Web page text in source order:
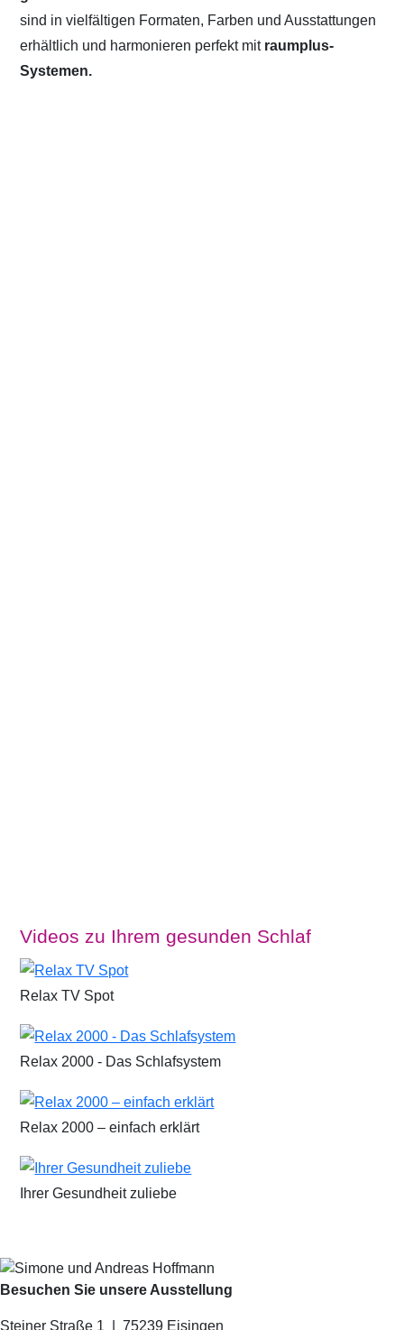
sind in vielfältigen Formaten, Farben und Ausstattungen
erhältlich und harmonieren perfekt mit raumplus-
Systemen.
Videos zu Ihrem gesunden Schlaf
Relax TV Spot
Relax 2000 - Das Schlafsystem
Relax 2000 – einfach erklärt
Ihrer Gesundheit zuliebe
Besuchen Sie unsere Ausstellung
Steiner Straße 1 | 75239 Eisingen